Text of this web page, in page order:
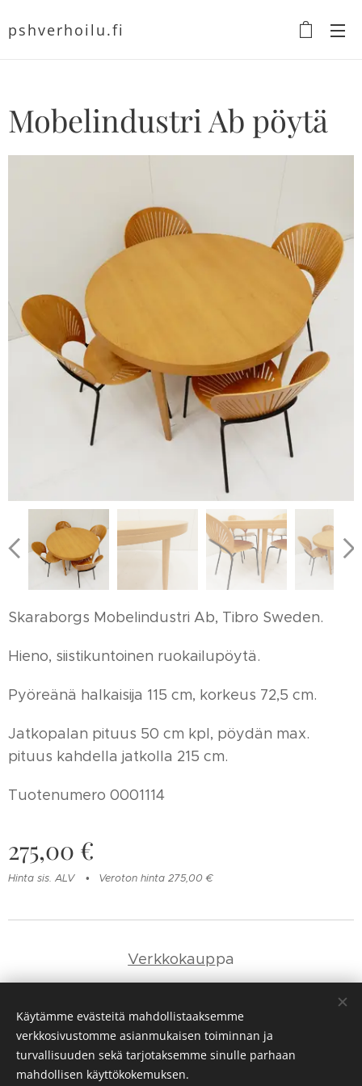
pshverhoilu.fi
Mobelindustri Ab pöytä
Skaraborgs Mobelindustri Ab, Tibro Sweden.
Hieno, siistikuntoinen ruokailupöytä.
Pyöreänä halkaisija 115 cm, korkeus 72,5 cm.
Jatkopalan pituus 50 cm kpl, pöydän max.
pituus kahdella jatkolla 215 cm.
Tuotenumero 0001114
275,00 €
Hinta sis. ALV Veroton hinta 275,00 €
Verkkokauppa
Yhteystiedot
Evästeet
Käytämme evästeitä mahdollistaaksemme
verkkosivustomme asianmukaisen toiminnan ja
turvallisuuden sekä tarjotaksemme sinulle parhaan
mahdollisen käyttökokemuksen.